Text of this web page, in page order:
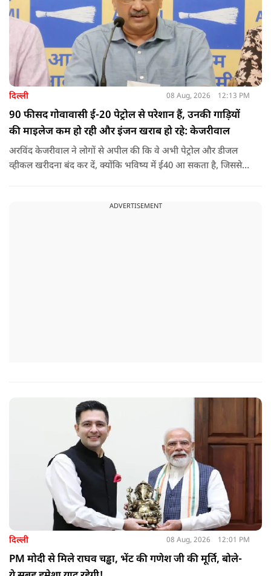
दिल्ली 08 Aug, 2026 12:13 PM
90 फीसद गोवावासी ई-20 पेट्रोल से परेशान हैं, उनकी गाड़ियों
की माइलेज कम हो रही और इंजन खराब हो रहे: केजरीवाल
अरविंद केजरीवाल ने लोगों से अपील की कि वे अभी पेट्रोल और डीजल
व्हीकल खरीदना बंद कर दें, क्योंकि भविष्य में ई40 आ सकता है, जिससे
ADVERTISEMENT
दिल्ली 08 Aug, 2026 12:01 PM
PM मोदी से मिले राघव चड्ढा, भेंट की गणेश जी की मूर्ति, बोले-